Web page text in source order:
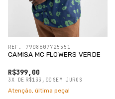
CAMISA MC FLOWERS VERDE
R$399,00
3X DE R$133,00 SEM JUROS
REF. 7908607725551
Atenção, última peça!